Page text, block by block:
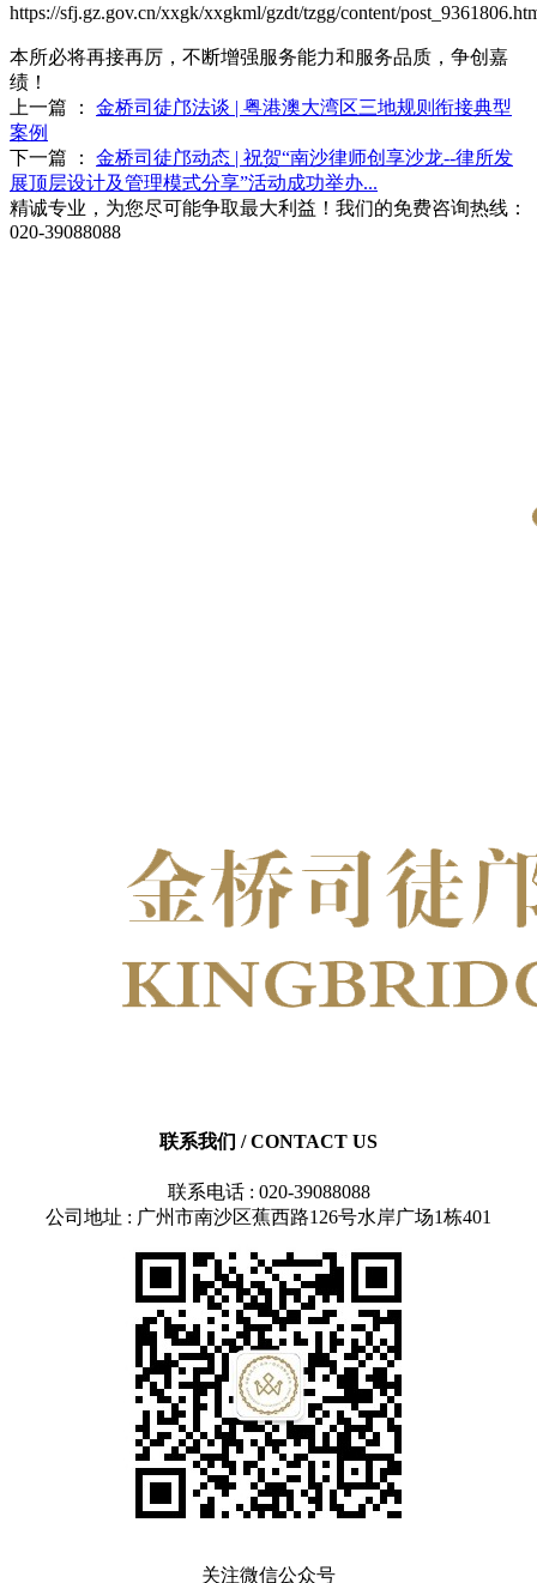
https://sfj.gz.gov.cn/xxgk/xxgkml/gzdt/tzgg/content/
本所必将再接再厉，不断增强服务能力和服务品质，争创嘉
绩！
上一篇 ：
金桥司徒邝法谈 | 粤港澳大湾区三地规则衔接典型
案例
下一篇 ：
金桥司徒邝动态 | 祝贺“南沙律师创享沙龙--律所发
展顶层设计及管理模式分享”活动成功举办...
精诚专业，为您尽可能争取最大利益！我们的免费咨询热线：
020-39088088
联系我们 / CONTACT US
联系电话 : 020-39088088
公司地址 : 广州市南沙区蕉西路126号水岸广场1栋401
关注微信公众号